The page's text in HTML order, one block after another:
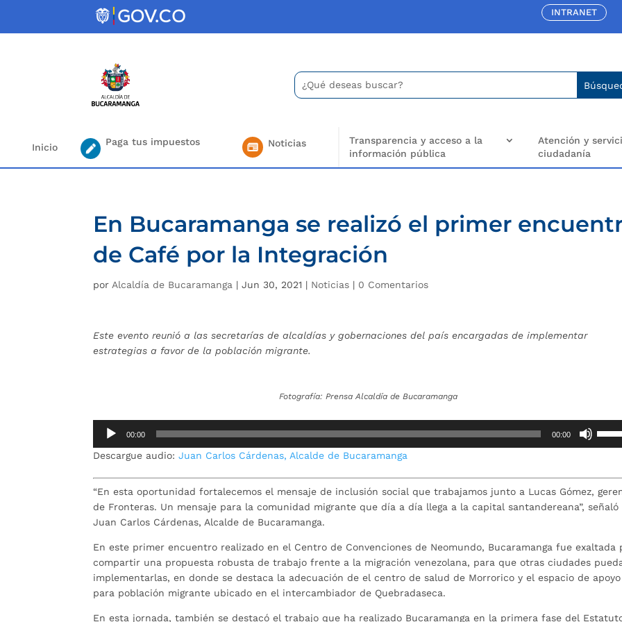
INTRANET
Buscar:
Search
for...
Inicio Paga tus impuestos Noticias
Transparencia y acceso a la
información pública
Atención y
ciudadanía
En Bucaramanga se realizó el primer
de Café por la Integración
por Alcaldía de Bucaramanga |Jun 30, 2021 | Noticias | 0 Comentarios
Este evento reunió a las secretarías de alcaldías y gobernaciones del país encargadas de implementar
estrategias a favor de la población migrante.
Fotografía: Prensa Alcaldía de Bucaramanga
Reproductor
audio
00:00 00:00
flecha
o
el
Descargue audio:Juan Carlos Cárdenas, Alcalde de Bucaramanga
“En esta oportunidad fortalecemos el mensaje de inclusión social que trabajamos junto a Lucas Gómez,
de Fronteras. Un mensaje para la comunidad migrante que día a día llega a la capital santandereana”, señaló
Juan Carlos Cárdenas, Alcalde de Bucaramanga.
En este primer encuentro realizado en el Centro de Convenciones de Neomundo, Bucaramanga fue exaltada
compartir una propuesta robusta de trabajo frente a la migración venezolana, para que otras ciudades
implementarlas, en donde se destaca la adecuación de el centro de salud de Morrorico y el espacio de apoyo
para población migrante ubicado en el intercambiador de Quebradaseca.
En esta jornada, también se destacó el trabajo que ha realizado Bucaramanga en la primera fase del